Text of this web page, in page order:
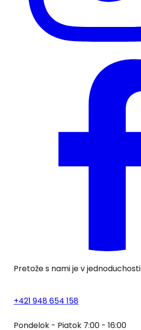
Pretože s nami je v jednoduchosti
+421 948 654 158
Pondelok - Piatok 7:00 - 16:00